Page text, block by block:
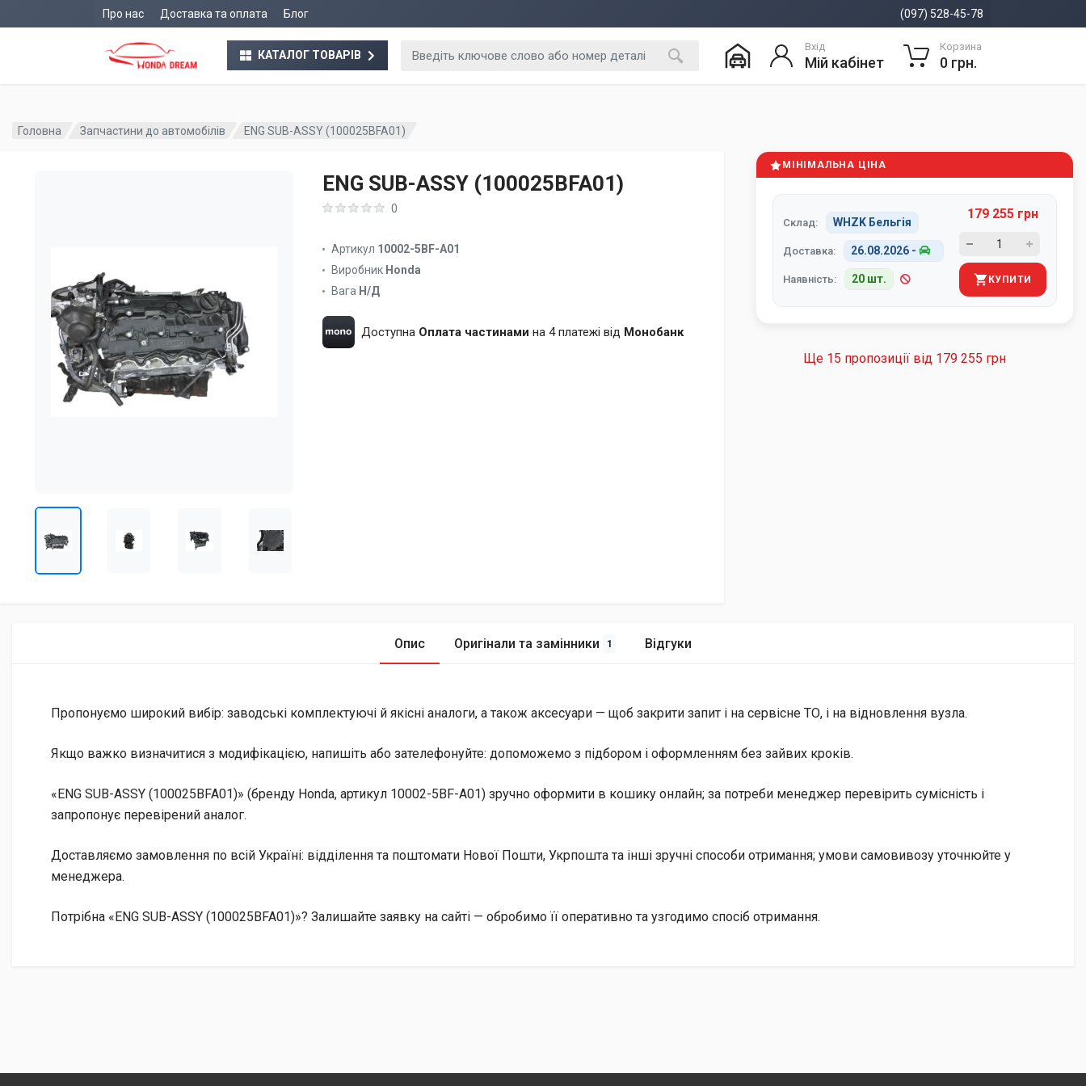
Про нас Доставка та оплата Блог (097) 528-45-78
КАТАЛОГ ТОВАРІВ
Вхід
Мій кабінет
Корзина
0 грн.
Головна Запчастини до автомобілів ENG SUB-ASSY (100025BFA01)
ENG SUB-ASSY (100025BFA01)
0
Артикул 10002-5BF-A01
Виробник Honda
Вага Н/Д
Доступна Оплата частинами на 4 платежі від Монобанк
МІНІМАЛЬНА ЦІНА
Склад: WHZK Бельгія
Доставка: 26.08.2026 -
Наявність: 20 шт.
179 255 грн
КУПИТИ
Ще 15 пропозиції від 179 255 грн
Опис Оригінали та замінники 1 Відгуки
Пропонуємо широкий вибір: заводські комплектуючі й якісні аналоги, а також аксесуари — щоб закрити запит і на сервісне ТО, і на відновлення вузла.
Якщо важко визначитися з модифікацією, напишіть або зателефонуйте: допоможемо з підбором і оформленням без зайвих кроків.
«ENG SUB-ASSY (100025BFA01)» (бренду Honda, артикул 10002-5BF-A01) зручно оформити в кошику онлайн; за потреби менеджер перевірить сумісність і
запропонує перевірений аналог.
Доставляємо замовлення по всій Україні: відділення та поштомати Нової Пошти, Укрпошта та інші зручні способи отримання; умови самовивозу уточнюйте у
менеджера.
Потрібна «ENG SUB-ASSY (100025BFA01)»? Залишайте заявку на сайті — обробимо її оперативно та узгодимо спосіб отримання.